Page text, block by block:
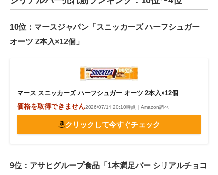
10位：マースジャパン「スニッカーズ ハーフシュガー
オーツ 2本入×12個」
マース スニッカーズ ハーフシュガー オーツ 2本入×12個
価格を取得できません2026/07/14 20:10時点｜Amazon調べ
クリックして今すぐチェック
9位：アサヒグループ食品「1本満足バー シリアルチョコ